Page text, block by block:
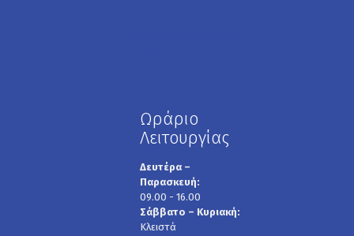
Ωράριο
Λειτουργίας
Δευτέρα –
Παρασκευή:
09.00 - 16.00
Σάββατο – Κυριακή:
Κλειστά